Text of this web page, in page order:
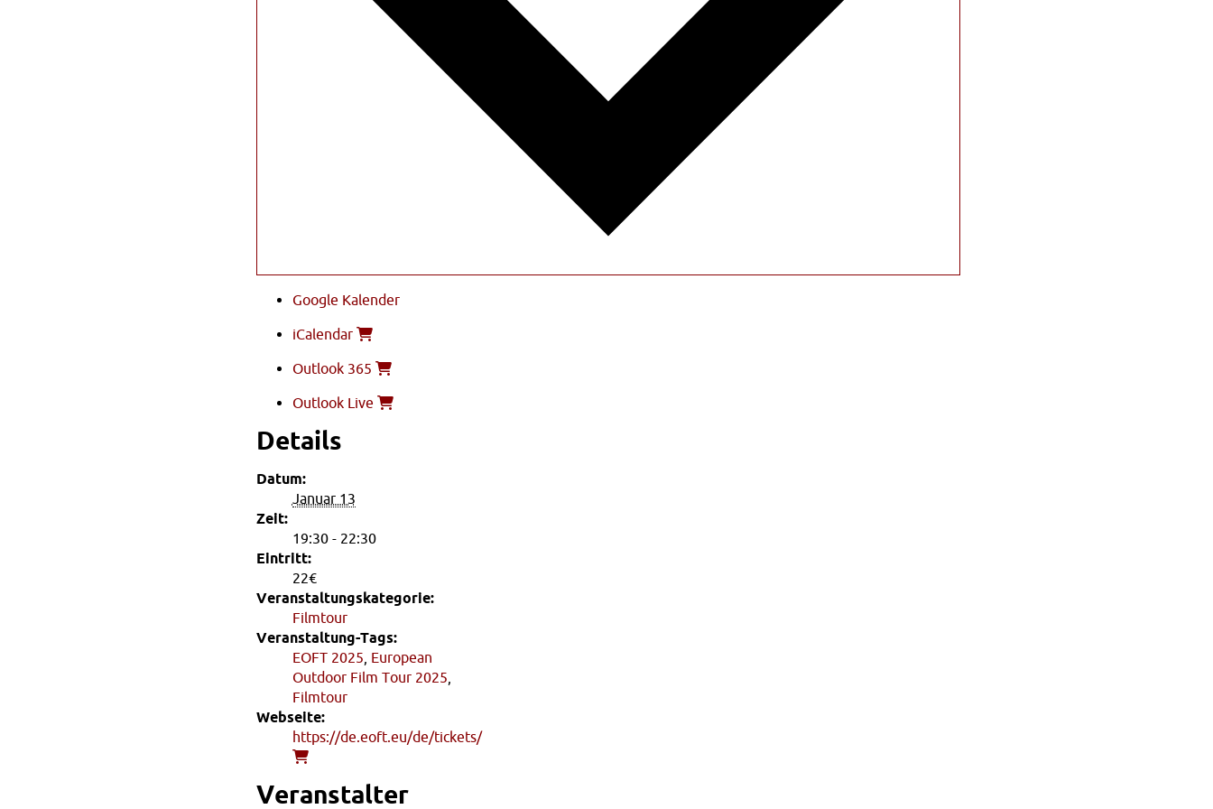
Google Kalender
iCalendar
Outlook 365
Outlook Live
Details
Datum:
Januar 13
Zeit:
19:30 - 22:30
Eintritt:
22€
Veranstaltungskategorie:
Filmtour
Veranstaltung-Tags:
EOFT 2025 European
Outdoor Film Tour 2025
Filmtour
Webseite:
https://de.eoft.eu/de/tickets/
Veranstalter